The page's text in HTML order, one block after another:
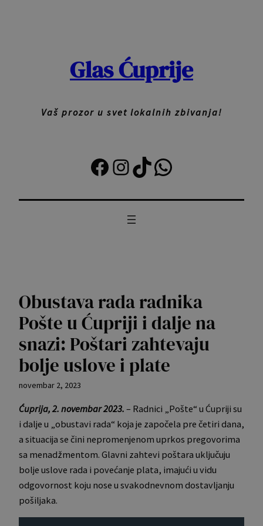
Glas Ćuprije
Vaš prozor u svet lokalnih zbivanja!
Facebook
Instagram
TikTok
Viber
Obustava rada radnika
Pošte u Ćupriji i dalje na
snazi: Poštari zahtevaju
bolje uslove i plate
novembar 2, 2023
Ćuprija, 2. novembar 2023. – Radnici „Pošte“ u Ćupriji su
i dalje u „obustavi rada“ koja je započela pre četiri dana,
a situacija se čini nepromenjenom uprkos pregovorima
sa menadžmentom. Glavni zahtevi poštara uključuju
bolje uslove rada i povećanje plata, imajući u vidu
odgovornost koju nose u svakodnevnom dostavljanju
pošiljaka.